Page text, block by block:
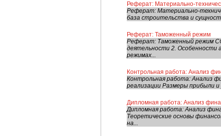
Реферат: Материально-
Реферат: Материально-
база строительства и
Реферат: Таможенный режим
Реферат: Таможенный режим
деятельности 2.
режимах...
Контрольная работа: Анализ
Контрольная работа: Анализ
реализации Размеры прибыли
Дипломная работа: Анализ
Дипломная работа: Анализ
Теоретические основы
на...